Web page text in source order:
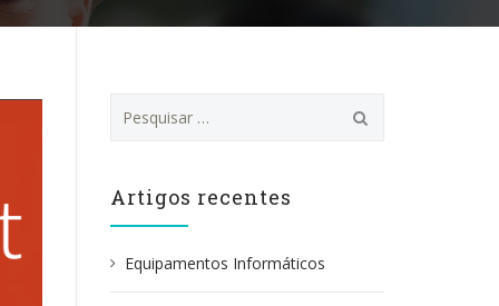
u
a
Artigos recentes
Equipamentos Informáticos